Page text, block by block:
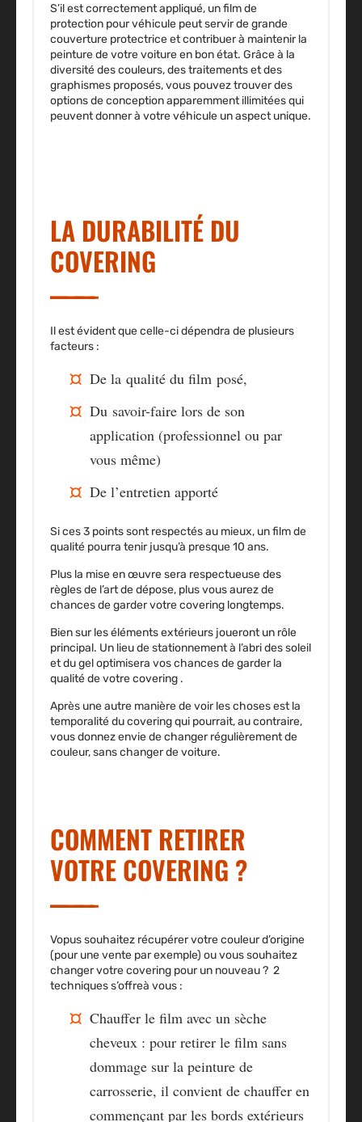
S’il est correctement appliqué, un film de
protection pour véhicule peut servir de grande
couverture protectrice et contribuer à maintenir la
peinture de votre voiture en bon état. Grâce à la
diversité des couleurs, des traitements et des
graphismes proposés, vous pouvez trouver des
options de conception apparemment illimitées qui
peuvent donner à votre véhicule un aspect unique.
LA DURABILITÉ DU
COVERING
Il est évident que celle-ci dépendra de plusieurs
facteurs :
De la qualité du film posé,
Du savoir-faire lors de son
application (professionnel ou par
vous même)
De l’entretien apporté
Si ces 3 points sont respectés au mieux, un film de
qualité pourra tenir jusqu’à presque 10 ans.
Plus la mise en œuvre sera respectueuse des
règles de l’artde dépose, plus vous aurez de
chances de garder votre covering longtemps.
Bien sur les éléments extérieurs joueront un rôle
principal. Un lieu de stationnementà l’abri des soleil
et du geloptimisera vos chances de garder la
qualité de votre covering .
Après une autre manière de voir les choses est la
temporalité du covering qui pourrait, au contraire,
vous donnez envie de changer régulièrement de
couleur, sans changer de voiture.
COMMENT RETIRER
VOTRE COVERING ?
Vopus souhaitez récupérer votre couleur d’origine
(pour une vente par exemple) ou vous souhaitez
changer votre covering pour un nouveau ? 2
techniques s’offreà vous :
Chauffer le film avec un sèche
cheveux : pour retirer le film sans
dommage sur la peinture de
carrosserie, il convient de chauffer en
commençant par les bords extérieurs